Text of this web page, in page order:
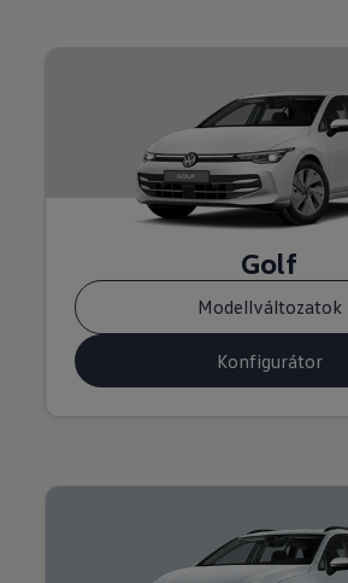
Golf
Modellváltozatok
Konfigurátor